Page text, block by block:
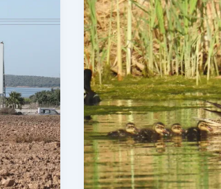
POR
VERTIDO
DE
RESIDUOS
DEL
ENTORNO
DE
LA
TORRE
DEL